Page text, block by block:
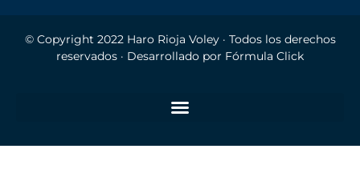
© Copyright 2022 Haro Rioja Voley· Todos los derechos
reservados · Desarrollado por Fórmula Click